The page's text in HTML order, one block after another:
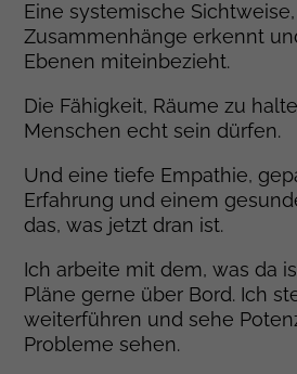
Eine systemische
Zusammenhänge erkennt
Ebenen miteinbezieht.
Die Fähigkeit, Räume zu
Menschen echt sein dürfen.
Und eine tiefe Empathie,
Erfahrung und einem
das, was jetzt dran ist.
Ich arbeite mit dem, was da
Pläne gerne über Bord. Ich
weiterführen und sehe
Probleme sehen.